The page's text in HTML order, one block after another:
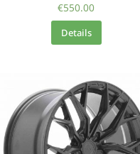
€550.00
Details